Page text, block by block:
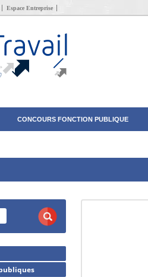
Espace Entreprise
CONCOURS FONCTION PUBLIQUE